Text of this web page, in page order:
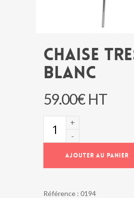
CHAISE
BLANC
59.00€ HT
AJOUTER AU PANIER
Référence : 0194